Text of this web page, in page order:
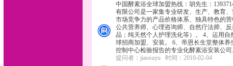
中国酵素浴全球加盟热线：胡先生：
有限公司是一家集专业研发、生产、教育
市场竞争力的产品价格体系、独具特色的
公共营养师、心理咨询师、自然疗法师、
品；纯天然个人护理洗化等）。 4、运用
球招商加盟、安装。 6、帝恩长生堂整体
控制中心检验报告的专业化酵素浴安装公司
提问者：jiaosuyu 时间：2010-02-04